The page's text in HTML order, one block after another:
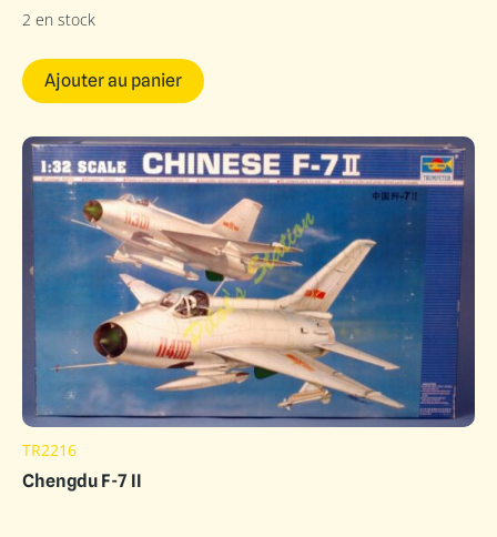
2 en stock
Ajouter au panier
TR2216
Chengdu F-7 II